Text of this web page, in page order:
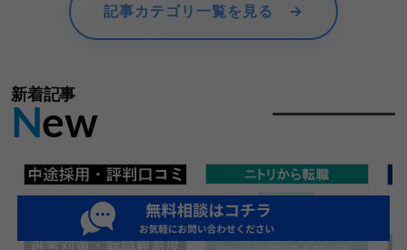
記事カテゴリ一覧を見る →
新着記事
New